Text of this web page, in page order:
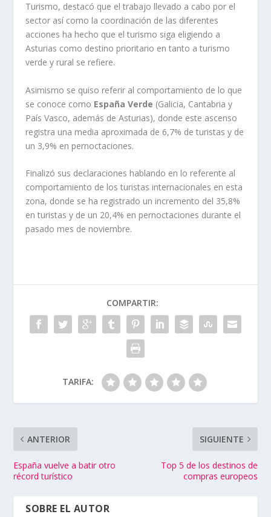
Turismo, destacó que el trabajo llevado a cabo por el
sector así como la coordinación de las diferentes
acciones ha hecho que el turismo siga eligiendo a
Asturias como destino prioritario en tanto a turismo
verde y rural se refiere.
Asimismo se quiso referir al comportamiento de lo que
se conoce como España Verde (Galicia, Cantabria y
País Vasco, además de Asturias), donde este ascenso
registra una media aproximada de 6,7% de turistas y de
un 3,9% en pernoctaciones.
Finalizó sus declaraciones hablando en lo referente al
comportamiento de los turistas internacionales en esta
zona, donde se ha registrado un incremento del 35,8%
en turistas y de un 20,4% en pernoctaciones durante el
pasado mes de noviembre.
COMPARTIR:
TARIFA:
ANTERIOR
España vuelve a batir otro
récord turístico
SIGUIENTE
Top 5 de los destinos de
compras europeos
SOBRE EL AUTOR